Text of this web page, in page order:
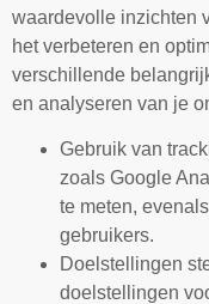
waardevolle inzichten
het verbeteren en
verschillende
en analyseren van je
Gebruik van
zoals Google
te meten,
gebruikers.
Doelstellingen
doelstellingen